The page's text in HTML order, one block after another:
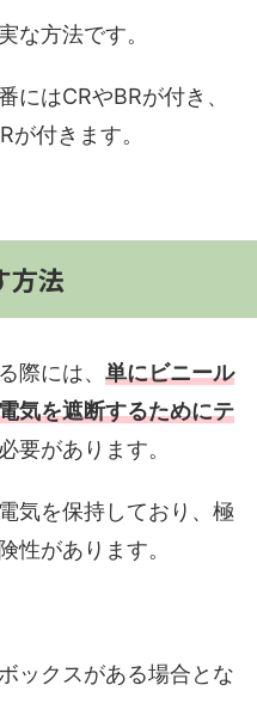
な方法です。
にはCRやBRが付き、
が付きます。
方法
際には、 単にビニール
気を遮断するためにテ
必要があります。
気を保持しており、極
性があります。
ックスがある場合とな